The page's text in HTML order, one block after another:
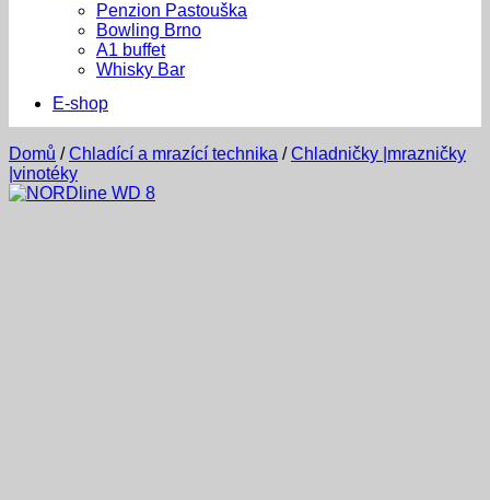
Penzion Pastouška
Bowling Brno
A1 buffet
Whisky Bar
E-shop
Domů / Chladící a mrazící technika / Chladničky |mrazničky
|vinotéky